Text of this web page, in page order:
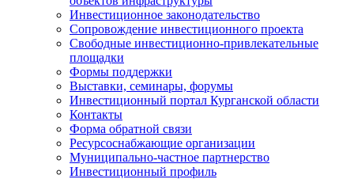
Инвестиционное законодательство
Сопровождение инвестиционного проекта
Свободные инвестиционно-привлекательные
площадки
Формы поддержки
Выставки, семинары, форумы
Инвестиционный портал Курганской области
Контакты
Форма обратной связи
Ресурсоснабжающие организации
Муниципально-частное партнерство
Инвестиционный профиль